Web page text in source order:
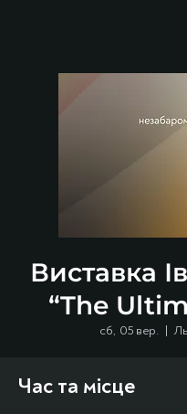
Виставка
“The
сб, 05 вер.
  |
Час та місце